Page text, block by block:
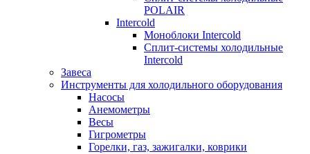
POLAIR
Intercold
Моноблоки Intercold
Сплит-системы холодильные
Intercold
Завеса
Инструменты для холодильного оборудования
Насосы
Анемометры
Весы
Гигрометры
Горелки, газ, зажигалки, коврики